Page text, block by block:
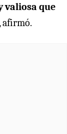
valiosa que
afirmó.